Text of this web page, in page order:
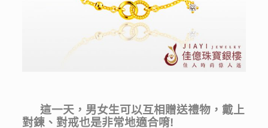
這一天，男女生可以互相贈送禮物，戴上
對鍊、對戒也是非常地適合唷!